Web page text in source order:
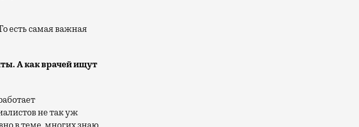
есть самая важная
А как врачей ищут
не так уж